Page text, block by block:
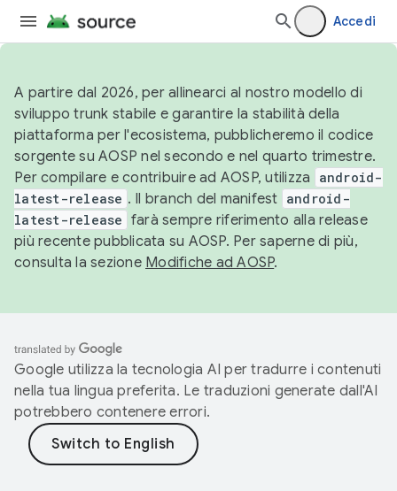
Accedi
A partire dal 2026, per allinearci al nostro modello di
sviluppo trunk stabile e garantire la stabilità della
piattaforma per l'ecosistema, pubblicheremo il codice
sorgente su AOSP nel secondo e nel quarto trimestre.
Per compilare e contribuire ad AOSP, utilizza
android-
latest-release . Il branch del manifest android-
latest-release farà sempre riferimento alla release
più recente pubblicata su AOSP. Per saperne di più,
consulta la sezione Modifiche ad AOSP.
Google utilizza la tecnologia AI per tradurre i contenuti
nella tua lingua preferita. Le traduzioni generate dall'AI
potrebbero contenere errori.